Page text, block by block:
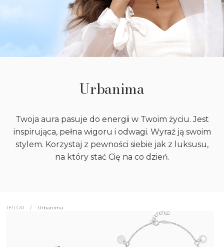
Urbanima
Twoja aura pasuje do energii w Twoim życiu. Jest
inspirująca, pełna wigoru i odwagi. Wyraź ją swoim
stylem. Korzystaj z pewności siebie jak z luksusu,
na który stać Cię na co dzień.
TEILOR / Urbanima